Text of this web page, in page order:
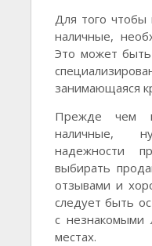
Для того чтобы
наличные,
Это может быть
занимающаяся
Прежде чем
наличные,
надежности
выбирать
отзывами и
следует быть
с незнакомыми
местах.